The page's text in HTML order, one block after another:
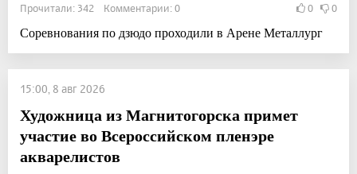
Прочитали: 342 Комментарии: 0 0 0
Соревнования по дзюдо проходили в Арене Металлург
15:00, 8 авг 2026
Художница из Магнитогорска примет
участие во Всероссийском пленэре
акварелистов